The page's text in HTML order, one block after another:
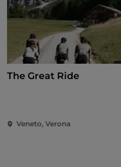
The Great Ride
Veneto, Verona